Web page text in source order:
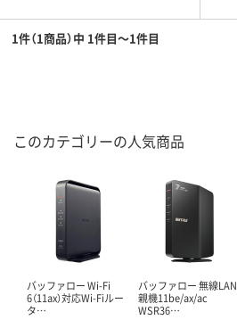
1件（1商品）中 1件目～1件目
このカテゴリーの人気商品
バッファロー Wi-Fi
6（11ax）対応Wi-Fiルー
タ…
バッファロー 無線LAN
親機11be/ax/ac
WSR36…